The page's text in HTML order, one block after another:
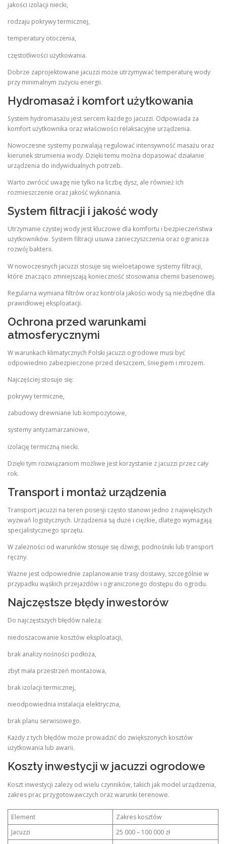
jakości izolacji niecki,
rodzaju pokrywy termicznej,
temperatury otoczenia,
częstotliwości użytkowania.
Dobrze zaprojektowane jacuzzi może utrzymywać temperaturę wody
przy minimalnym zużyciu energii.
Hydromasaż i komfort użytkowania
System hydromasażu jest sercem każdego jacuzzi. Odpowiada za
komfort użytkownika oraz właściwości relaksacyjne urządzenia.
Nowoczesne systemy pozwalają regulować intensywność masażu oraz
kierunek strumienia wody. Dzięki temu można dopasować działanie
urządzenia do indywidualnych potrzeb.
Warto zwrócić uwagę nie tylko na liczbę dysz, ale również ich
rozmieszczenie oraz jakość wykonania.
System filtracji i jakość wody
Utrzymanie czystej wody jest kluczowe dla komfortu i bezpieczeństwa
użytkowników. System filtracji usuwa zanieczyszczenia oraz ogranicza
rozwój bakterii.
W nowoczesnych jacuzzi stosuje się wieloetapowe systemy filtracji,
które znacząco zmniejszają konieczność stosowania chemii basenowej.
Regularna wymiana filtrów oraz kontrola jakości wody są niezbędne dla
prawidłowej eksploatacji.
Ochrona przed warunkami
atmosferycznymi
W warunkach klimatycznych Polski jacuzzi ogrodowe musi być
odpowiednio zabezpieczone przed deszczem, śniegiem i mrozem.
Najczęściej stosuje się:
pokrywy termiczne,
zabudowy drewniane lub kompozytowe,
systemy antyzamarzaniowe,
izolację termiczną niecki.
Dzięki tym rozwiązaniom możliwe jest korzystanie z jacuzzi przez cały
rok.
Transport i montaż urządzenia
Transport jacuzzi na teren posesji często stanowi jedno z największych
wyzwań logistycznych. Urządzenia są duże i ciężkie, dlatego wymagają
specjalistycznego sprzętu.
W zależności od warunków stosuje się dźwigi, podnośniki lub transport
ręczny.
Ważne jest odpowiednie zaplanowanie trasy dostawy, szczególnie w
przypadku wąskich przejazdów i ograniczonego dostępu do ogrodu.
Najczęstsze błędy inwestorów
Do najczęstszych błędów należą:
niedoszacowanie kosztów eksploatacji,
brak analizy nośności podłoża,
zbyt mała przestrzeń montażowa,
brak izolacji termicznej,
nieodpowiednia instalacja elektryczna,
brak planu serwisowego.
Każdy z tych błędów może prowadzić do zwiększonych kosztów
użytkowania lub awarii.
Koszty inwestycji w jacuzzi ogrodowe
Koszt inwestycji zależy od wielu czynników, takich jak model urządzenia,
zakres prac przygotowawczych oraz warunki terenowe.
Element
Zakres kosztów
Jacuzzi
25 000 – 100 000 zł